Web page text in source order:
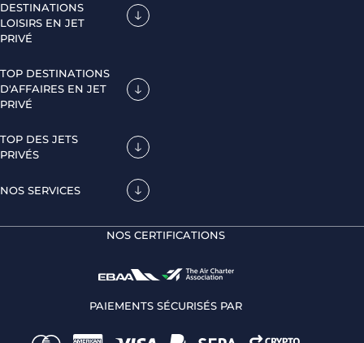
DESTINATIONS
LOISIRS EN JET
PRIVÉ
TOP DESTINATIONS
D'AFFAIRES EN JET
PRIVÉ
TOP DES JETS
PRIVÉS
NOS SERVICES
NOS CERTIFICATIONS
PAIEMENTS SÉCURISÉS PAR